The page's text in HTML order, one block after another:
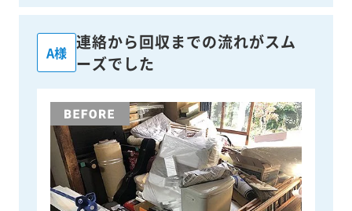
A様
連絡から回収までの流れがスム
ーズでした